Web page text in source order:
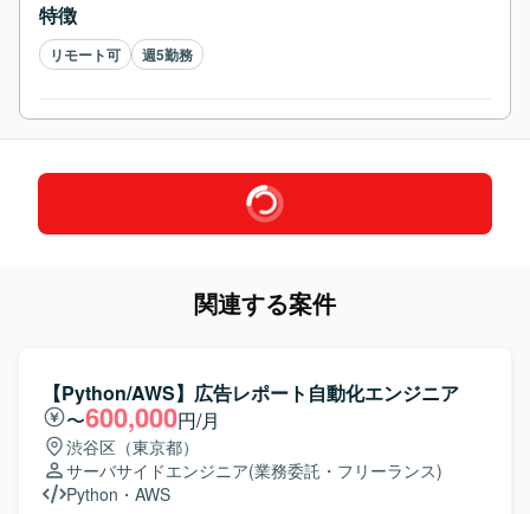
特徴
リモート可 週5勤務
関連する案件
【Python/AWS】広告レポート自動化エンジニア
〜600,000円/月
渋谷区（東京都）
サーバサイドエンジニア(業務委託・フリーランス)
Python ・ AWS